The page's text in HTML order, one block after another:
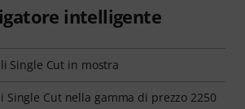
intelligente
Single Cut in mostra
Single Cut nella gamma di prezzo 2250